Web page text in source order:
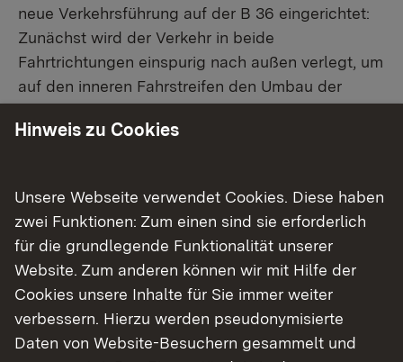
neue Verkehrsführung auf der B 36 eingerichtet:
Zunächst wird der Verkehr in beide
Fahrtrichtungen einspurig nach außen verlegt, um
auf den inneren Fahrstreifen den Umbau der
hierzu erfolgt der Aufbau der
Bauabschnitt 1.1
In Bauabschnitt 1.1 wird vom 9. bis voraussichtlich
16. Juli 2025 der Kreuzungsbereich der K 3581
sowie ein Teilstück des OPA in Fahrtrichtung
Karlsruhe erneuert. Hierfür muss die B 36 in
Hinweis zu Cookies
Unsere Webseite verwendet Cookies. Diese haben
zwei Funktionen: Zum einen sind sie erforderlich
für die grundlegende Funktionalität unserer
Website. Zum anderen können wir mit Hilfe der
Cookies unsere Inhalte für Sie immer weiter
verbessern. Hierzu werden pseudonymisierte
Daten von Website-Besuchern gesammelt und